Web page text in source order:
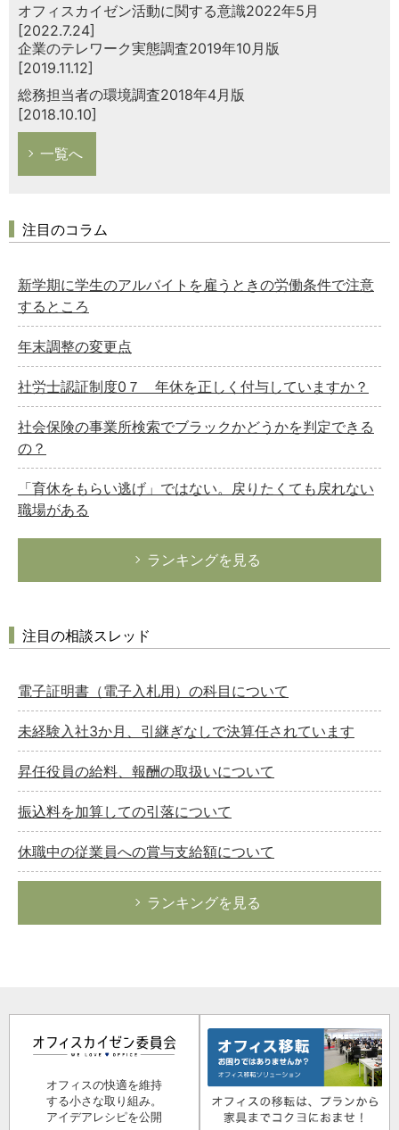
オフィスカイゼン活動に関する意識2022年5月
[2022.7.24]
企業のテレワーク実態調査2019年10月版
[2019.11.12]
総務担当者の環境調査2018年4月版
[2018.10.10]
一覧へ
注目のコラム
新学期に学生のアルバイトを雇うときの労働条件で注意
するところ
年末調整の変更点
社労士認証制度0７ 年休を正しく付与していますか？
社会保険の事業所検索でブラックかどうかを判定できる
の？
「育休をもらい逃げ」ではない。戻りたくても戻れない
職場がある
ランキングを見る
注目の相談スレッド
電子証明書（電子入札用）の科目について
未経験入社3か月、引継ぎなしで決算任されています
昇任役員の給料、報酬の取扱いについて
振込料を加算しての引落について
休職中の従業員への賞与支給額について
ランキングを見る
オフィスの快適を維持
する小さな取り組み。
アイデアレシピを公開